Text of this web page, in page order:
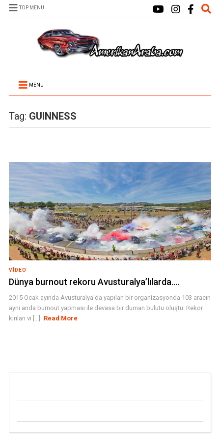
TOP MENU
MENU
Tag: GUINNESS
VIDEO
Dünya burnout rekoru Avusturalya’lılarda….
2015 Ocak ayında Avusturalya'da yapılan bir organizasyonda 103 aracın
aynı anda burnout yapması ile devasa bir duman bulutu oluştu. Rekor
kırılan vi [...]
Read More